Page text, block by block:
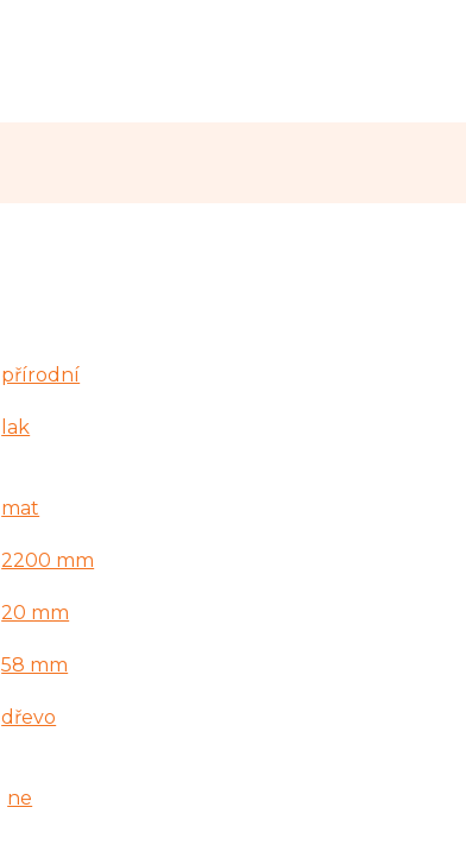
přírodní
lak
mat
2200 mm
20 mm
58 mm
dřevo
ne